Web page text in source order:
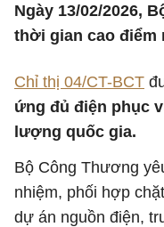
Ngày 13/02/2026,
thời gian cao điểm
Chỉ thị 04/CT-BCT
ứng đủ điện phục
lượng quốc gia.
Bộ Công Thương
nhiệm, phối hợp
dự án nguồn điện,